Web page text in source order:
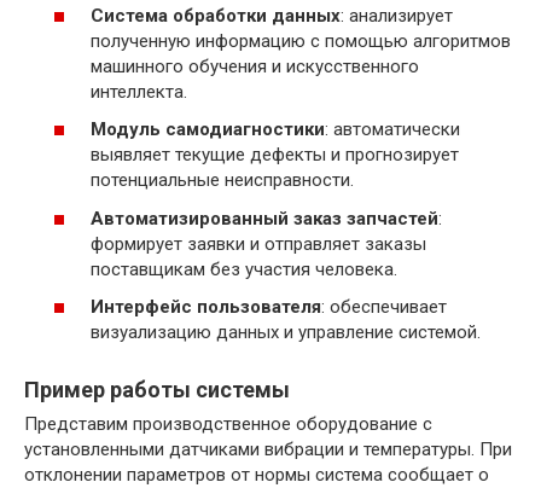
Система обработки данных: анализирует
полученную информацию с помощью алгоритмов
машинного обучения и искусственного
интеллекта.
Модуль самодиагностики: автоматически
выявляет текущие дефекты и прогнозирует
потенциальные неисправности.
Автоматизированный заказ запчастей:
формирует заявки и отправляет заказы
поставщикам без участия человека.
Интерфейс пользователя: обеспечивает
визуализацию данных и управление системой.
Пример работы системы
Представим производственное оборудование с
установленными датчиками вибрации и температуры. При
отклонении параметров от нормы система сообщает о